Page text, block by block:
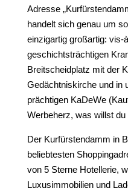
Adresse
handelt sich genau um
einzigartig großartig: vis-
geschichtsträchtigen
Breitscheidplatz mit der
Gedächtniskirche und in
prächtigen KaDeWe
Werbeherz, was willst du
Der Kurfürstendamm in
beliebtesten
von 5 Sterne Hotellerie,
Luxusimmobilien und